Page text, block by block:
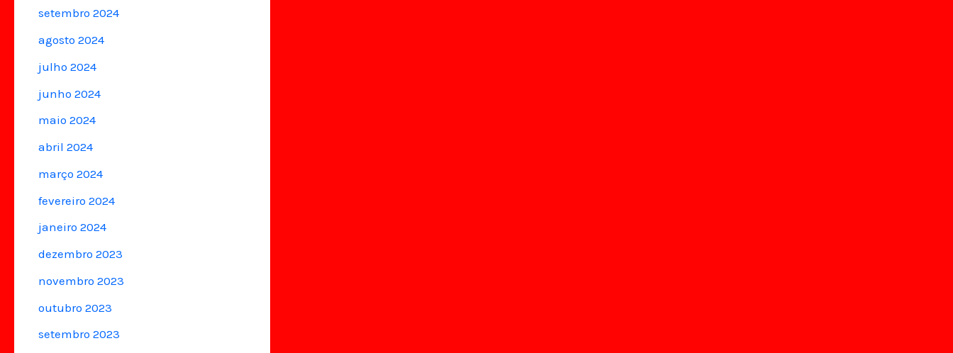
setembro 2024
agosto 2024
julho 2024
junho 2024
maio 2024
abril 2024
março 2024
fevereiro 2024
janeiro 2024
dezembro 2023
novembro 2023
outubro 2023
setembro 2023